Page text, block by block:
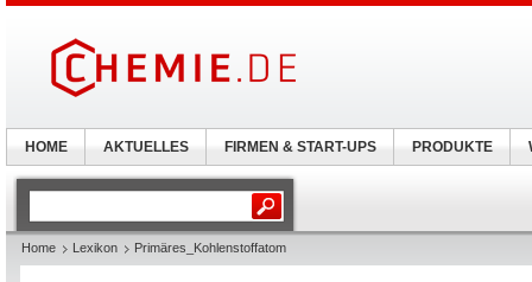
Home Lexikon Primäres_Kohlenstoffatom
HOME AKTUELLES FIRMEN & START-UPS PRODUKTE